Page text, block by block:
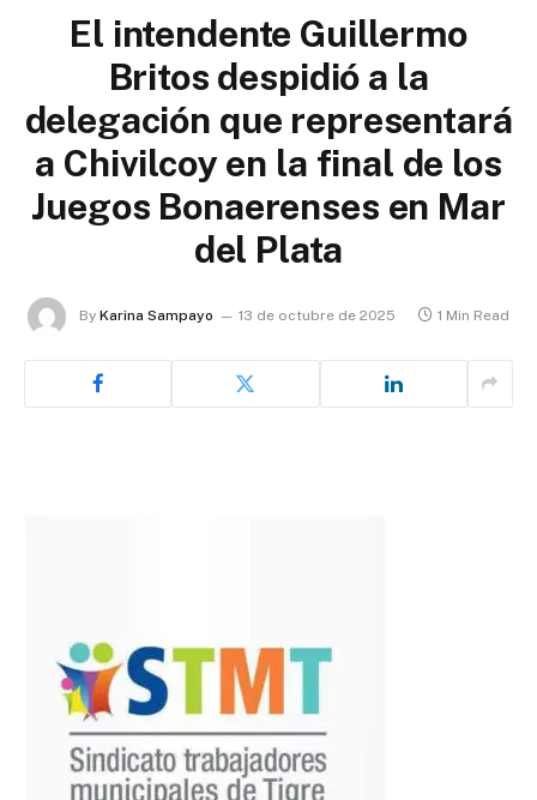
El intendente Guillermo
Britos despidió a la
delegación que representará
a Chivilcoy en la final de los
Juegos Bonaerenses en Mar
del Plata
By Karina Sampayo 13 de octubre de 2025 1 Min Read